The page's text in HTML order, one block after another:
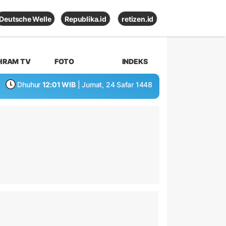
Deutsche Welle Republika.id retizen.id
TV FOTO INDEKS
Dhuhur 12:01 WIB | Jumat, 24 Safar 1448